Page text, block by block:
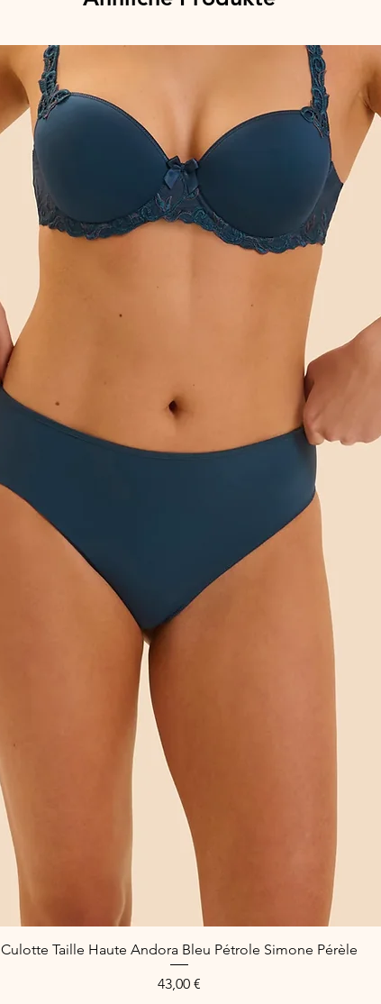
Schnellansicht
Culotte Taille Haute Andora Bleu Pétrole Simone Pérèle
Preis
43,00 €